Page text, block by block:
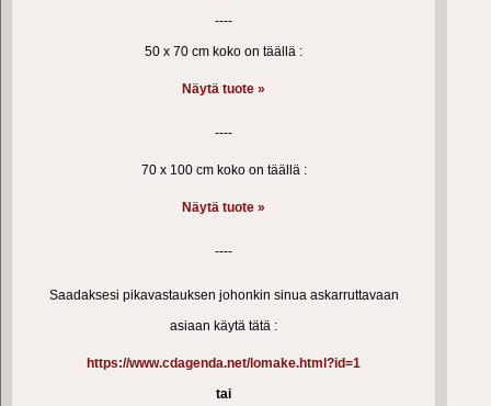
----
50 x 70 cm koko on täällä :
Näytä tuote »
----
70 x 100 cm koko on täällä :
Näytä tuote »
----
Saadaksesi pikavastauksen johonkin sinua askarruttavaan
asiaan käytä tätä :
https://www.cdagenda.net/lomake.html?id=1
tai